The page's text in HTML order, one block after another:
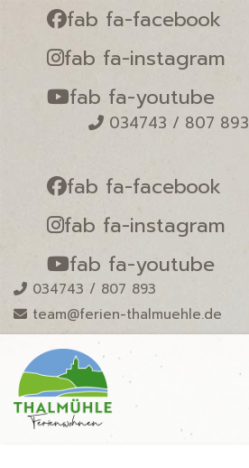
fab fa-facebook
fab fa-instagram
fab fa-youtube
034743 / 807 893
fab fa-facebook
fab fa-instagram
fab fa-youtube
034743 / 807 893
team@ferien-thalmuehle.de